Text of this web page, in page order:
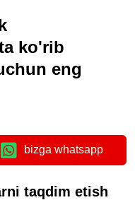
ko'rib
eng
bizga whatsapp
taqdim etish